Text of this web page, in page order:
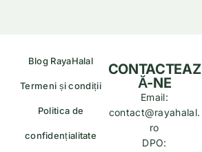
Blog RayaHalal
Termeni și condiții
Politica de
confidențialitate
CONTACTEAZ
Ă-NE
Email:
contact@rayahalal.
ro
DPO: